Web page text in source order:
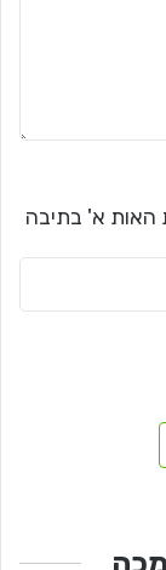
האות א' בתיבה